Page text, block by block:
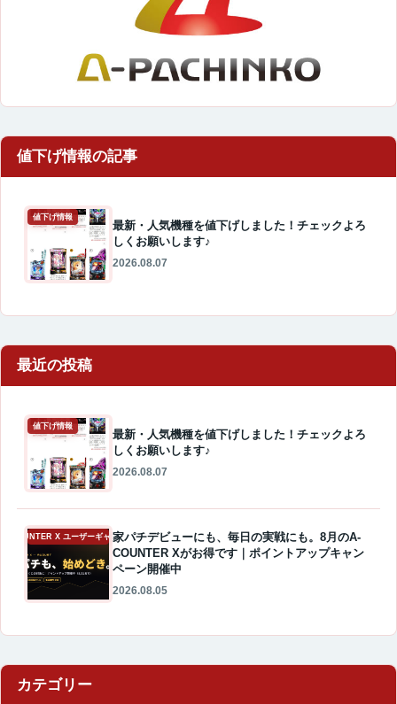
値下げ情報
最新・人気機種を値下げしました！チェックよろ
しくお願いします♪
2026.08.07
最近の投稿
値下げ情報
最新・人気機種を値下げしました！チェックよろ
しくお願いします♪
2026.08.07
A-COUNTER X ユーザーギャラリー家パチデビューにも、毎日の実戦にも。8月のA-
COUNTER Xがお得です｜ポイントアップキャン
ペーン開催中
2026.08.05
カテゴリー